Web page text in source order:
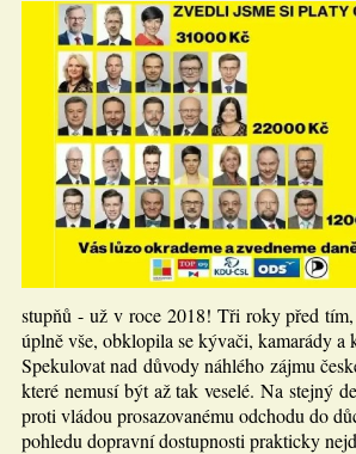
stupňů - už v roce 2018! Tři roky před
úplně vše, obklopila se kývači, kamarády a
Spekulovat nad důvody náhlého zájmu
které nemusí být až tak veselé. Na stejný
proti vládou prosazovanému odchodu do
pohledu dopravní dostupnosti prakticky